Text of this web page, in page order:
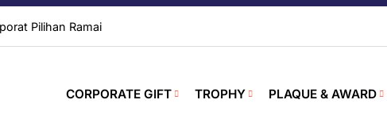
Pilihan Ramai
CORPORATE GIFT TROPHY PLAQUE & AWARD